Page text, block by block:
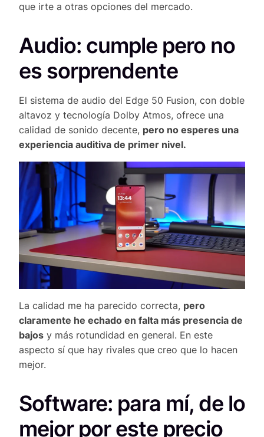
que irte a otras opciones del mercado.
Audio: cumple pero no
es sorprendente
El sistema de audio del Edge 50 Fusion, con doble
altavoz y tecnología Dolby Atmos, ofrece una
calidad de sonido decente, pero no esperes una
experiencia auditiva de primer nivel.
La calidad me ha parecido correcta, pero
claramente he echado en falta más presencia de
bajos y más rotundidad en general. En este
aspecto sí que hay rivales que creo que lo hacen
mejor.
Software: para mí, de lo
mejor por este precio